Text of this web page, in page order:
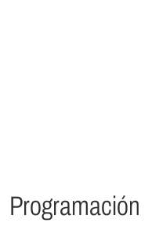
Programación